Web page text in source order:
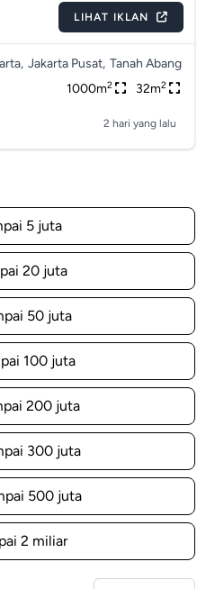
LIHAT IKLAN
Jakarta Pusat, Tanah Abang
1000m2 32m2
2 hari yang lalu
5 juta
20 juta
50 juta
100 juta
200 juta
300 juta
500 juta
2 miliar